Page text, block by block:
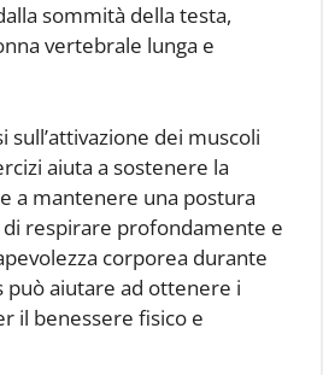
sommità della testa,
vertebrale lunga e
dei muscoli
aiuta a sostenere la
a mantenere una postura
respirare profondamente e
corporea durante
può aiutare ad ottenere i
il benessere fisico e